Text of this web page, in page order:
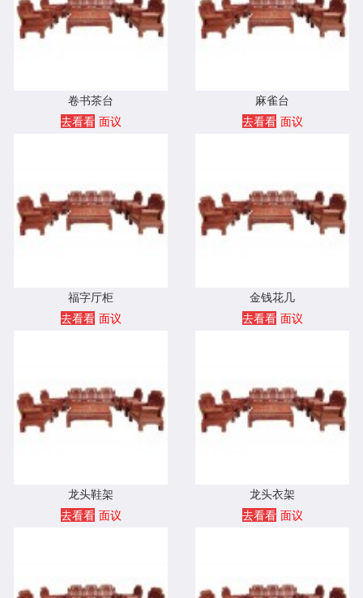
卷书茶台
去看看 面议
麻雀台
去看看 面议
福字厅柜
去看看 面议
金钱花几
去看看 面议
龙头鞋架
去看看 面议
龙头衣架
去看看 面议